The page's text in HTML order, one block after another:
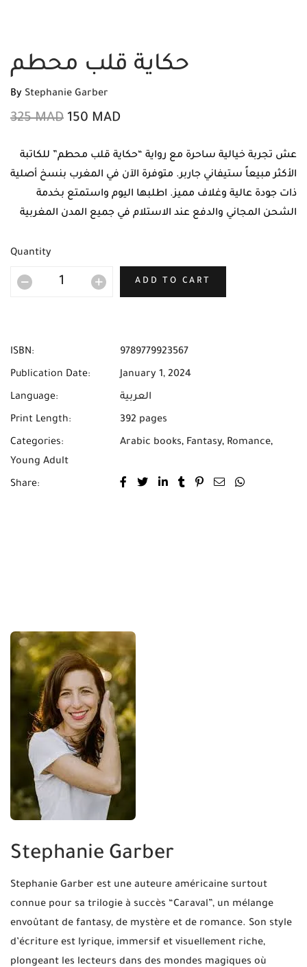
حكاية قلب محطم
By Stephanie Garber
325MAD 150 MAD
عش تجربة خيالية ساحرة مع رواية “حكاية قلب محطم” للكاتبة
الأكثر مبيعاً ستيفاني جاربر. متوفرة الآن في المغرب بنسخ أصلية
ذات جودة عالية وغلاف مميز. اطلبها اليوم واستمتع بخدمة
الشحن المجاني والدفع عند الاستلام في جميع المدن المغربية
Quantity
ADD TO CART
ISBN: 9789779923567
Publication Date: January 1, 2024
Language: العربية
Print Length: 392 pages
Categories: Arabic books, Fantasy, Romance,
Young Adult
Share:
Stephanie Garber
Stephanie Garber est une auteure américaine surtout
connue pour sa trilogie à succès “Caraval”, un mélange
envoûtant de fantasy, de mystère et de romance. Son style
d’écriture est lyrique, immersif et visuellement riche,
plongeant les lecteurs dans des mondes magiques où